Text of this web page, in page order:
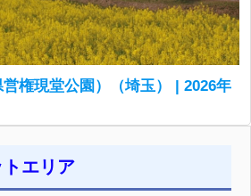
権現堂公園）（埼玉） | 2026年
エリア